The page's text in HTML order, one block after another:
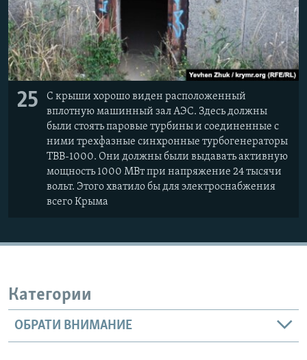
25
С крыши хорошо виден расположенный
вплотную машинный зал АЭС. Здесь должны
были стоять паровые турбины и соединенные с
ними трехфазные синхронные турбогенераторы
ТВВ-1000. Они должны были выдавать активную
мощность 1000 МВт при напряжение 24 тысячи
вольт. Этого хватило бы для электроснабжения
всего Крыма
Категории
ОБРАТИ ВНИМАНИЕ